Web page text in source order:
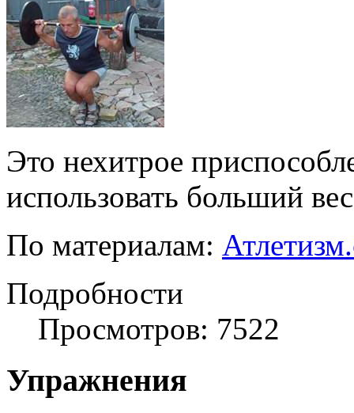
Это нехитрое
использовать больший
По материалам:
Подробности
Просмотров: 7522
Упражнения